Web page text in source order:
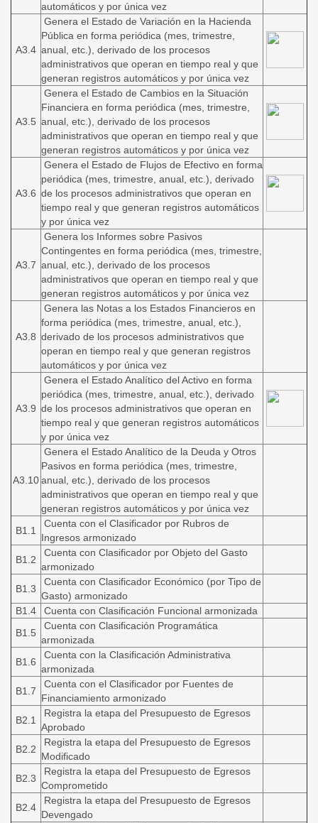
automáticos y por única vez
A3.4
Genera el Estado de Variación en la Hacienda
Pública en forma periódica (mes, trimestre,
anual, etc.), derivado de los procesos
administrativos que operan en tiempo real y que
generan registros automáticos y por única vez
A3.5
Genera el Estado de Cambios en la Situación
Financiera en forma periódica (mes, trimestre,
anual, etc.), derivado de los procesos
administrativos que operan en tiempo real y que
generan registros automáticos y por única vez
A3.6
Genera el Estado de Flujos de Efectivo en forma
periódica (mes, trimestre, anual, etc.), derivado
de los procesos administrativos que operan en
tiempo real y que generan registros automáticos
y por única vez
A3.7
Genera los Informes sobre Pasivos
Contingentes en forma periódica (mes, trimestre,
anual, etc.), derivado de los procesos
administrativos que operan en tiempo real y que
generan registros automáticos y por única vez
A3.8
Genera las Notas a los Estados Financieros en
forma periódica (mes, trimestre, anual, etc.),
derivado de los procesos administrativos que
operan en tiempo real y que generan registros
automáticos y por única vez
A3.9
Genera el Estado Analítico del Activo en forma
periódica (mes, trimestre, anual, etc.), derivado
de los procesos administrativos que operan en
tiempo real y que generan registros automáticos
y por única vez
A3.10
Genera el Estado Analítico de la Deuda y Otros
Pasivos en forma periódica (mes, trimestre,
anual, etc.), derivado de los procesos
administrativos que operan en tiempo real y que
generan registros automáticos y por única vez
B1.1
Cuenta con el Clasificador por Rubros de
Ingresos armonizado
B1.2
Cuenta con Clasificador por Objeto del Gasto
armonizado
B1.3
Cuenta con Clasificador Económico (por Tipo de
Gasto) armonizado
B1.4
Cuenta con Clasificación Funcional armonizada
B1.5
Cuenta con Clasificación Programática
armonizada
B1.6
Cuenta con la Clasificación Administrativa
armonizada
B1.7
Cuenta con el Clasificador por Fuentes de
Financiamiento armonizado
B2.1
Registra la etapa del Presupuesto de Egresos
Aprobado
B2.2
Registra la etapa del Presupuesto de Egresos
Modificado
B2.3
Registra la etapa del Presupuesto de Egresos
Comprometido
B2.4
Registra la etapa del Presupuesto de Egresos
Devengado